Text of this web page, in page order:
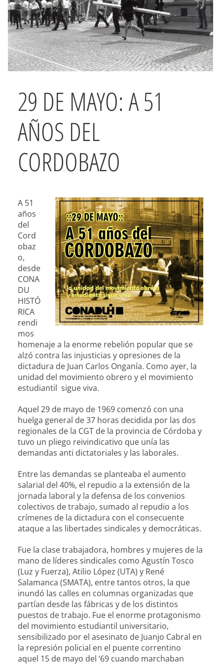
29 DE MAYO: A 51
AÑOS DEL
CORDOBAZO
A 51
años
del
Cord
obaz
o,
desde
CONA
DU
HISTÓ
RICA
rendi
mos
homenaje a la enorme rebelión popular que se
alzó contra las injusticias y opresiones de la
dictadura de Juan Carlos Onganía. Como ayer, la
unidad del movimiento obrero y el movimiento
estudiantil sigue viva.
Aquel 29 de mayo de 1969 comenzó con una
huelga general de 37 horas decidida por las dos
regionales de la CGT de la provincia de Córdoba y
tuvo un pliego reivindicativo que unía las
demandas anti dictatoriales y las laborales.
Entre las demandas se planteaba el aumento
salarial del 40%, el repudio a la extensión de la
jornada laboral y la defensa de los convenios
colectivos de trabajo, sumado al repudio a los
crímenes de la dictadura con el consecuente
ataque a las libertades sindicales y democráticas.
Fue la clase trabajadora, hombres y mujeres de la
mano de líderes sindicales como Agustín Tosco
(Luz y Fuerza), Atilio López (UTA) y René
Salamanca (SMATA), entre tantos otros, la que
inundó las calles en columnas organizadas que
partían desde las fábricas y de los distintos
puestos de trabajo. Fue el enorme protagonismo
del movimiento estudiantil universitario,
sensibilizado por el asesinato de Juanjo Cabral en
la represión policial en el puente correntino
aquel 15 de mayo del ‘69 cuando marchaban